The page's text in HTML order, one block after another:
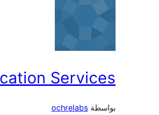
Services
بواسطة ochrelabs